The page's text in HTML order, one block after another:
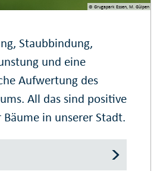
© Grugapark Essen, M. Gülpen
Staubbindung,
und eine
Aufwertung des
All das sind positive
Bäume in unserer Stadt.